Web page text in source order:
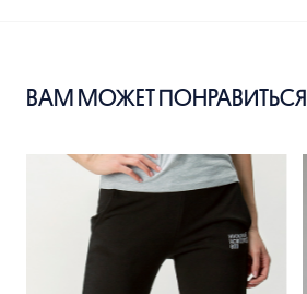
ВАМ МОЖЕТ ПОНРАВИТЬСЯ